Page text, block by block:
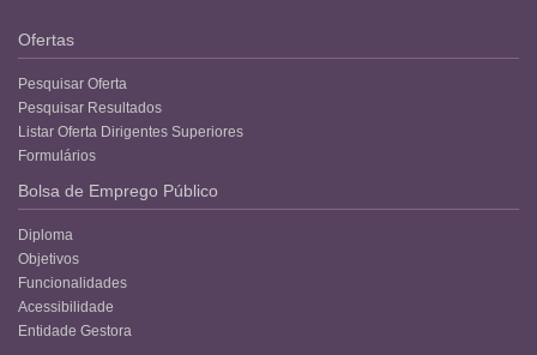
Ofertas
Pesquisar Oferta
Pesquisar Resultados
Listar Oferta Dirigentes Superiores
Formulários
Bolsa de Emprego Público
Diploma
Objetivos
Funcionalidades
Acessibilidade
Entidade Gestora